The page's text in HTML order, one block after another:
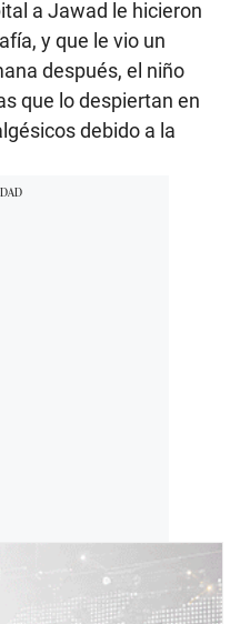
a Jawad le hicieron
y que le vio un
después, el niño
que lo despiertan en
debido a la